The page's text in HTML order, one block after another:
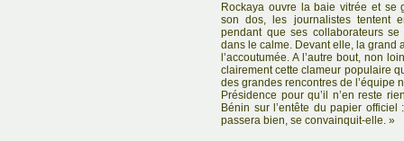
Rockaya ouvre la baie vitrée et se
son dos, les journalistes tentent
pendant que ses collaborateurs
dans le calme. Devant elle, la grand
l’accoutumée. A l’autre bout, non
clairement cette clameur populaire
des grandes rencontres de l’équipe
Présidence pour qu’il n’en reste
Bénin sur l’entête du papier
passera bien, se convainquit-elle. »